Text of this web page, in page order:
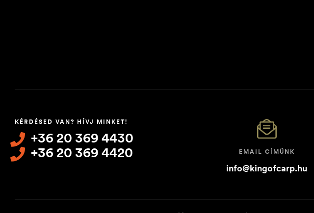
KÉRDÉSED VAN? HÍVJ MINKET!
+36 20 369 4430
+36 20 369 4420
EMAIL CÍMÜNK
info@kingofcarp.hu